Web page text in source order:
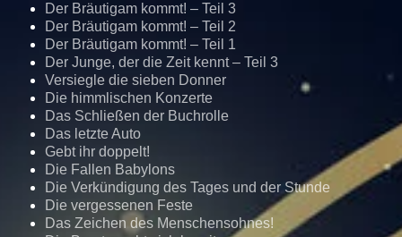
Der Bräutigam kommt! – Teil 3
Der Bräutigam kommt! – Teil 2
Der Bräutigam kommt! – Teil 1
Der Junge, der die Zeit kennt – Teil 3
Versiegle die sieben Donner
Die himmlischen Konzerte
Das Schließen der Buchrolle
Das letzte Auto
Gebt ihr doppelt!
Die Fallen Babylons
Die Verkündigung des Tages und der Stunde
Die vergessenen Feste
Das Zeichen des Menschensohnes!